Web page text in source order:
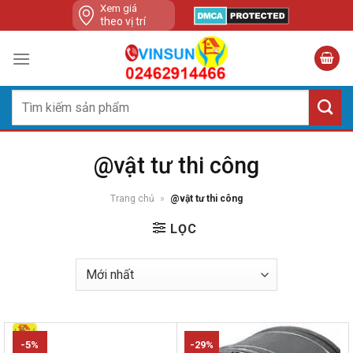
to
Xem giá
theo vị trí
kiếm:
@vật tư thi công
Trang chủ » @vật tư thi công
LỌC
-5% -29%